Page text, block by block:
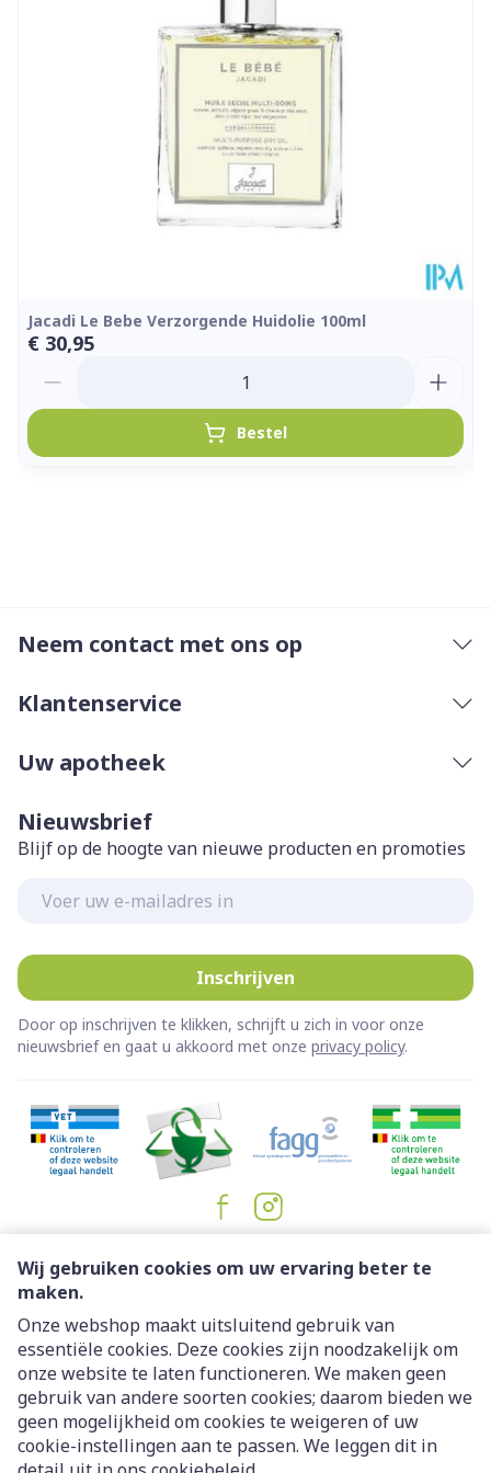
Wij gebruiken cookies om uw ervaring beter te
maken.
Onze webshop maakt uitsluitend gebruik van
essentiële cookies. Deze cookies zijn noodzakelijk om
onze website te laten functioneren. We maken geen
gebruik van andere soorten cookies; daarom bieden we
geen mogelijkheid om cookies te weigeren of uw
cookie-instellingen aan te passen. We leggen dit in
500 ml
Kamertemperatuur (15°C -
25°C)
Jacadi Le Bebe Verzorgende Huidolie 100ml
€ 30,95
Bestel
Neem contact met ons op
Klantenservice
Uw apotheek
Nieuwsbrief
Blijf op de hoogte van nieuwe producten en promoties
Inschrijven
Door op inschrijven te klikken, schrijft u zich in voor onze
nieuwsbrief en gaat u akkoord met onze privacy policy.
Juridische links